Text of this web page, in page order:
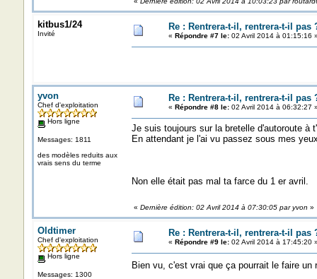
kitbus1/24
Invité
Re : Rentrera-t-il, rentrera-t-il pas
« Répondre #7 le:02 Avril 2014 à 01:15:16
yvon
Chef d'exploitation
Hors ligne
Messages: 1811
des modèles reduits aux
vrais sens du terme
Re : Rentrera-t-il, rentrera-t-il pas
« Répondre #8 le:02 Avril 2014 à 06:32:27
Je suis toujours sur la bretelle d'autoroute à
En attendant je l'ai vu passez sous mes
Non elle était pas mal ta farce du 1 er avril.
« Dernière édition: 02 Avril 2014 à 07:30:05 par yvon »
Oldtimer
Chef d'exploitation
Hors ligne
Messages: 1300
Re : Rentrera-t-il, rentrera-t-il pas
« Répondre #9 le:02 Avril 2014 à 17:45:20
Bien vu, c'est vrai que ça pourrait le faire